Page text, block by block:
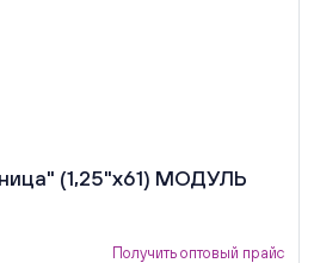
(1,25"х61) МОДУЛЬ
Получить оптовый прайс